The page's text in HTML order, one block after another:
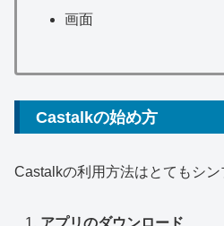
画面
Castalkの始め方
Castalkの利用方法はとてもシン
アプリのダウンロード